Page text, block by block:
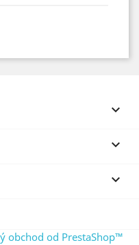



obchod od PrestaShop™